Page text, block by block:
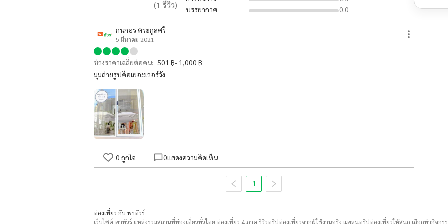
(1 รีวิว)
บรรยากาศ
0.0
กนกอร​ ตระกูลศรี
5 มีนาคม 2021
ช่วงราคาเฉลี่ยต่อคน: 501 ฿- 1,000 ฿
มุมถ่ายรูปคือเยอะเวอร์วัง
0 ถูกใจ 0แสดงความคิดเห็น
1
ท่องเที่ยว กับ พาทัวร์
เว็บไซต์ พาทัวร์ แหล่งรวมสถานที่ท่องเที่ยวทั่วไทย ท่องเที่ยว 4 ภาค รีวิวทริปท่องเที่ยวจากผู้ใช้งานจริง แพลนทริปท่องเที่ยวให้สนุก เลือกทำกิจกร